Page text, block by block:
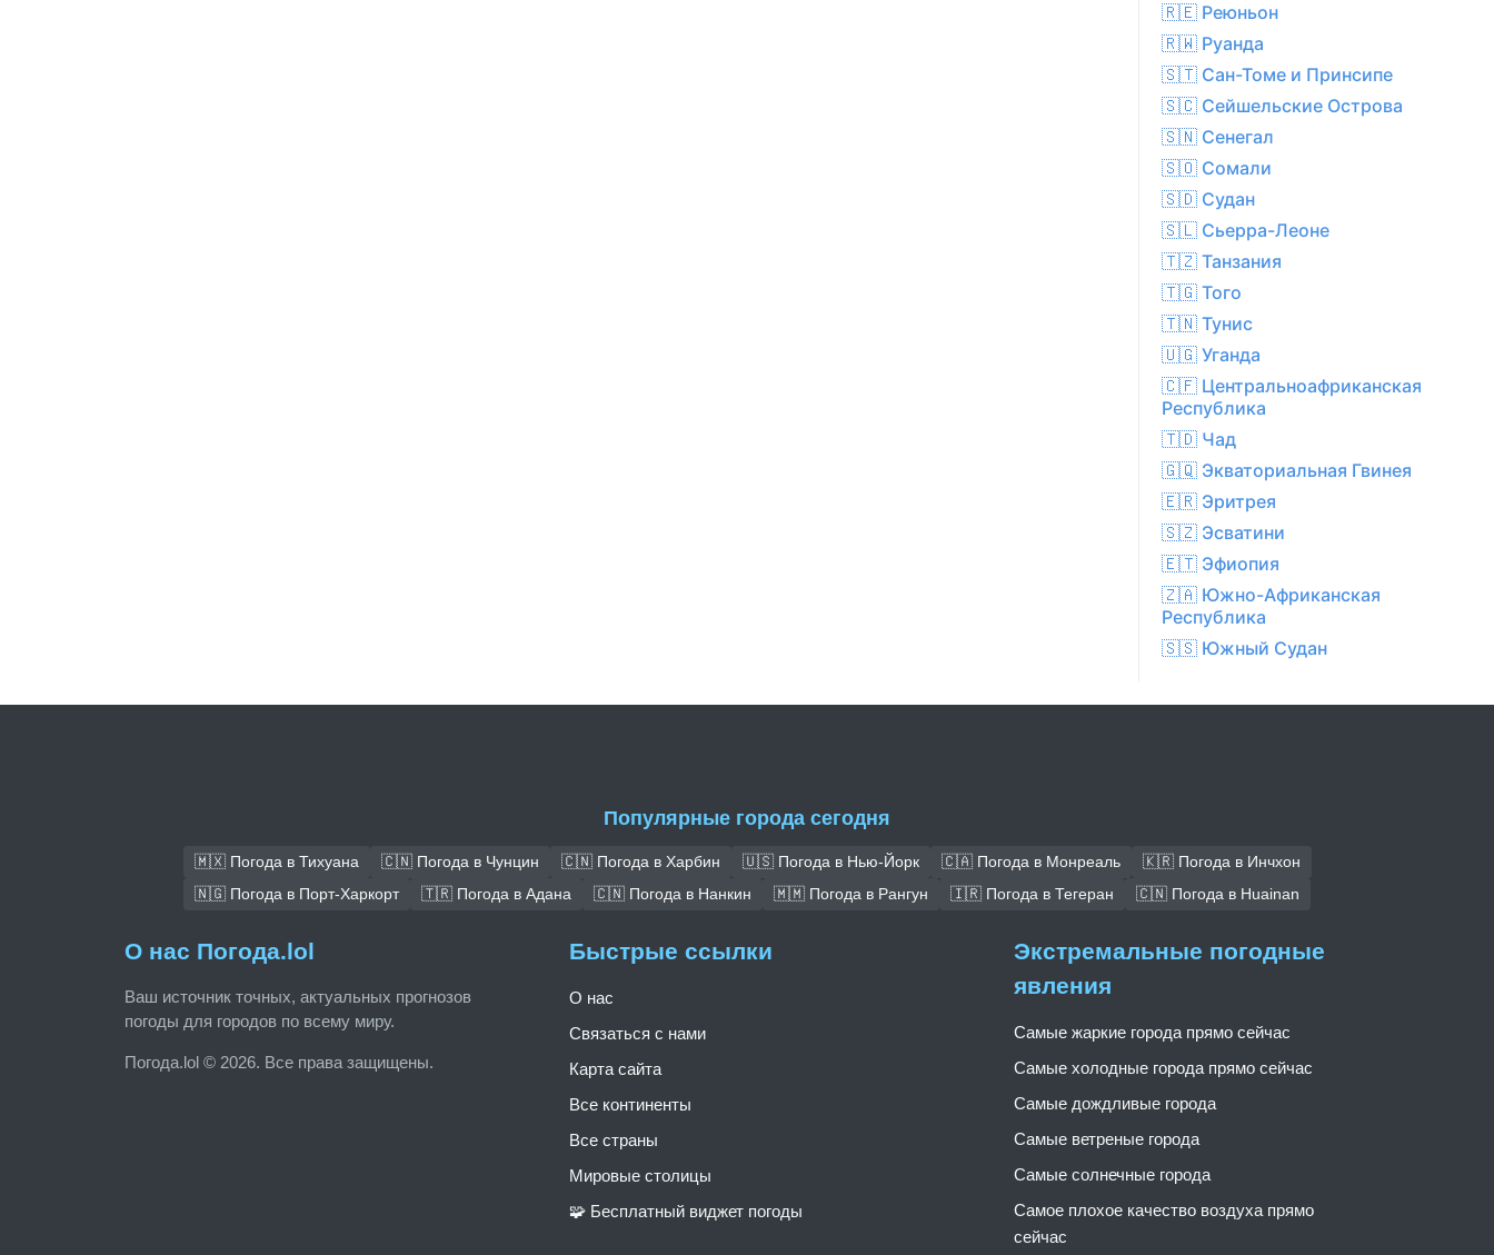
🇷🇪 Реюньон
🇷🇼 Руанда
🇸🇹 Сан-Томе и Принсипе
🇸🇨 Сейшельские Острова
🇸🇳 Сенегал
🇸🇴 Сомали
🇸🇩 Судан
🇸🇱 Сьерра-Леоне
🇹🇿 Танзания
🇹🇬 Того
🇹🇳 Тунис
🇺🇬 Уганда
🇨🇫 Центральноафриканская
Республика
🇹🇩 Чад
🇬🇶 Экваториальная Гвинея
🇪🇷 Эритрея
🇸🇿 Эсватини
🇪🇹 Эфиопия
🇿🇦 Южно-Африканская
Республика
🇸🇸 Южный Судан
Популярные города сегодня
🇲🇽 Погода в Тихуана 🇨🇳 Погода в Чунцин 🇨🇳 Погода в Харбин 🇺🇸 Погода в Нью-Йорк 🇨🇦 Погода в Монреаль
🇰🇷 Погода в Инчхон
🇳🇬 Погода в Порт-Харкорт
🇹🇷 Погода в Адана 🇨🇳 Погода в Нанкин 🇲🇲 Погода в Рангун 🇮🇷 Погода в Тегеран 🇨🇳 Погода в Huainan
О нас Погода.lol
Ваш источник точных, актуальных прогнозов
погоды для городов по всему миру.
Погода.lol © 2026. Все права защищены.
Быстрые ссылки
О нас
Связаться с нами
Карта сайта
Все континенты
Все страны
Мировые столицы
🧩 Бесплатный виджет погоды
Экстремальные погодные
явления
Самые жаркие города прямо сейчас
Самые холодные города прямо сейчас
Самые дождливые города
Самые ветреные города
Самые солнечные города
Самое плохое качество воздуха прямо
сейчас